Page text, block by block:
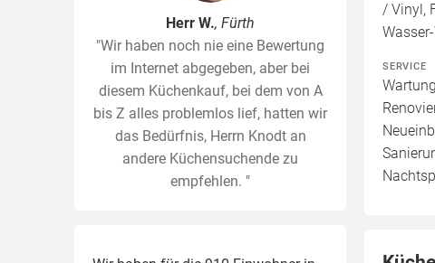
Herr W., Fürth
"Wir haben noch nie eine Bewertung
im Internet abgegeben, aber bei
diesem Küchenkauf, bei dem von A
bis Z alles problemlos lief, hatten wir
das Bedürfnis, Herrn Knodt an
andere Küchensuchende zu
empfehlen. "
/ Vinyl,
SERVICE